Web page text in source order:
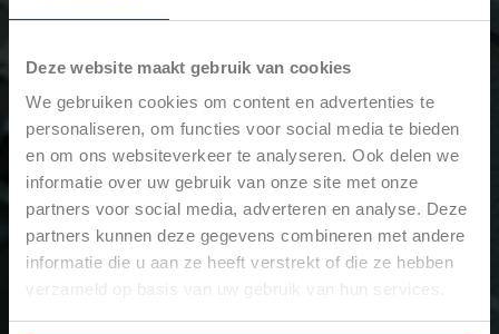
Deze website maakt gebruik van cookies
We gebruiken cookies om content en advertenties te
personaliseren, om functies voor social media te bieden
en om ons websiteverkeer te analyseren. Ook delen we
informatie over uw gebruik van onze site met onze
partners voor social media, adverteren en analyse. Deze
partners kunnen deze gegevens combineren met andere
informatie die u aan ze heeft verstrekt of die ze hebben
verzameld op basis van uw gebruik van hun services.
KNIPEX
BEDRADINGSTANG
1302160